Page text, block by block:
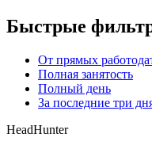
Быстрые
От прямых
Полная занятость
Полный день
За последние три
HeadHunter